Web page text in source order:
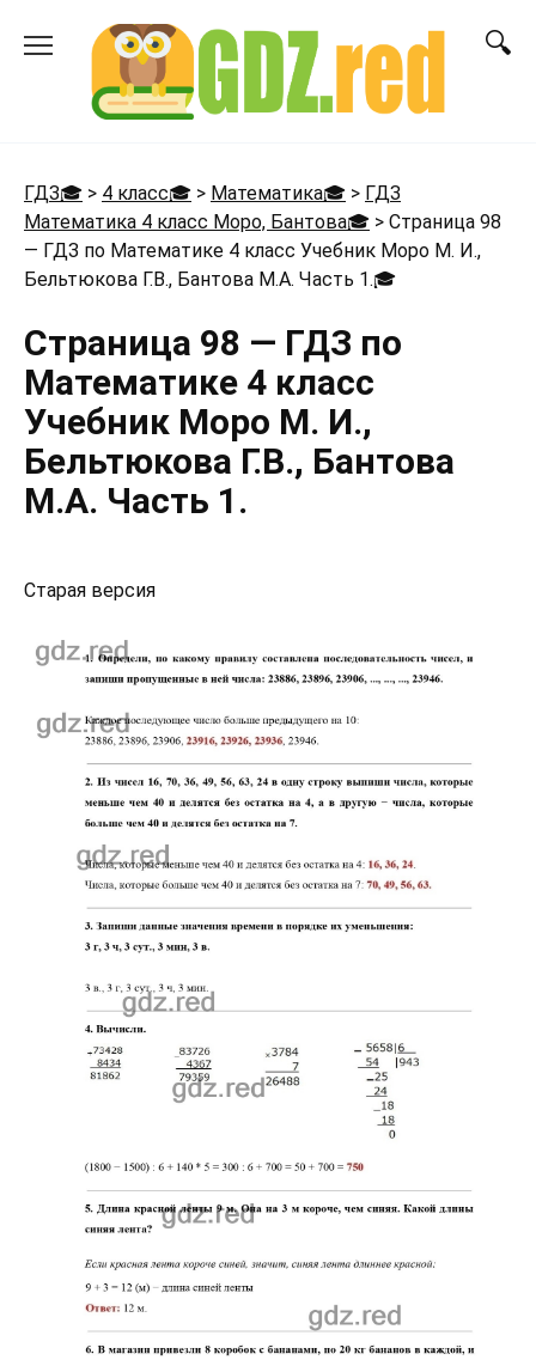
ГДЗ🎓 > 4 класс🎓 > Математика🎓 > ГДЗ
Математика 4 класс Моро, Бантова🎓 > Страница 98
— ГДЗ по Математике 4 класс Учебник Моро М. И.,
Бельтюкова Г.В., Бантова М.А. Часть 1.🎓
Страница 98 — ГДЗ по
Математике 4 класс
Учебник Моро М. И.,
Бельтюкова Г.В., Бантова
М.А. Часть 1.
Старая версия